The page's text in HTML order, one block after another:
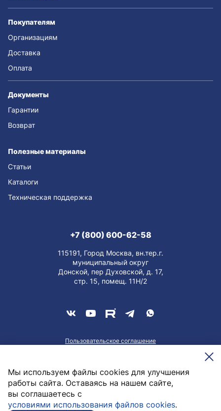
707,14руб. / шт
В корзину
Мы используем файлы cookies для улучшения
работы сайта. Оставаясь на нашем сайте,
вы соглашаетесь с
условиями использования файлов cookies.
Покупателям
Организациям
Доставка
Оплата
Документы
Гарантии
Возврат
Полезные материалы
Статьи
Каталоги
Техническая поддержка
+7 (800) 600-62-58
115191, Город Москва, вн.тер.г.
муниципальный округ
Донской, пер Духовской, д. 17,
стр. 15, помещ. 11Н/2
Пользовательское соглашение
Meesenburg @2026